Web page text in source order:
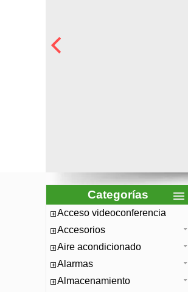
Categorías
Acceso videoconferencia
Accesorios
Aire acondicionado
Alarmas
Almacenamiento